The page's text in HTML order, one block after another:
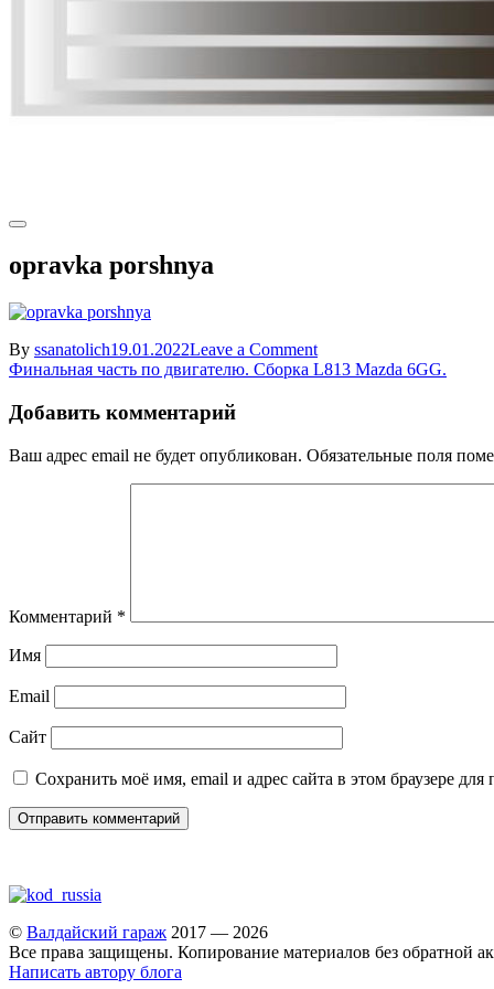
opravka porshnya
By ssanatolich19.01.2022Leave a Commenton
opravka
Навигация
по
записям
Финальная часть по двигателю. Сборка L813 Mazda 6GG.
Добавить комментарий
Ваш адрес email не будет опубликован. Обязательные поля
Комментарий *
Имя
Email
Сайт
Сохранить моё имя, email и адрес сайта в этом браузере
© Валдайский гараж 2017 — 2026
Все права защищены. Копирование материалов без обратной
Написать автору блога